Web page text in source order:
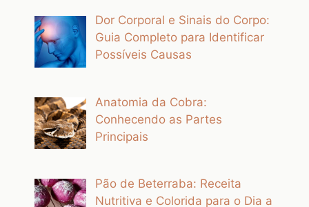
Dor Corporal e Sinais do Corpo:
Guia Completo para Identificar
Possíveis Causas
Anatomia da Cobra:
Conhecendo as Partes
Principais
Pão de Beterraba: Receita
Nutritiva e Colorida para o Dia a